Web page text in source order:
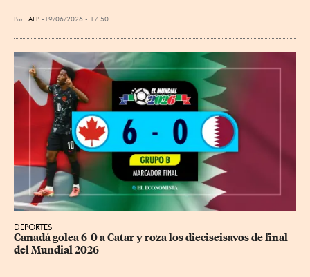
Por AFP 19/06/2026 - 17:50
DEPORTES
Canadá golea 6-0 a Catar y roza los dieciseisavos de final
del Mundial 2026